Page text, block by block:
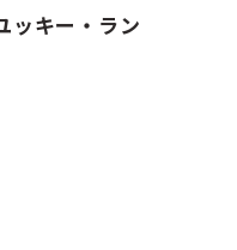
ッキー・ラン